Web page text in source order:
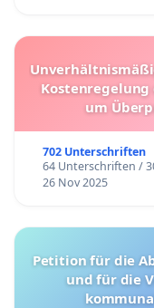
um
702 Unterschriften
64 Unterschriften /
26 Nov 2025
Petition für die Abschaffung der Tötungsstationen
und für die